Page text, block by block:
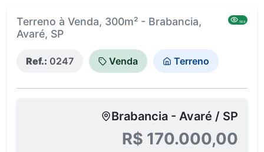
Terreno à Venda, 300m² - Brabancia,
Avaré, SP
569
Ref.: 0247 Venda Terreno
Brabancia - Avaré / SP
R$ 170.000,00